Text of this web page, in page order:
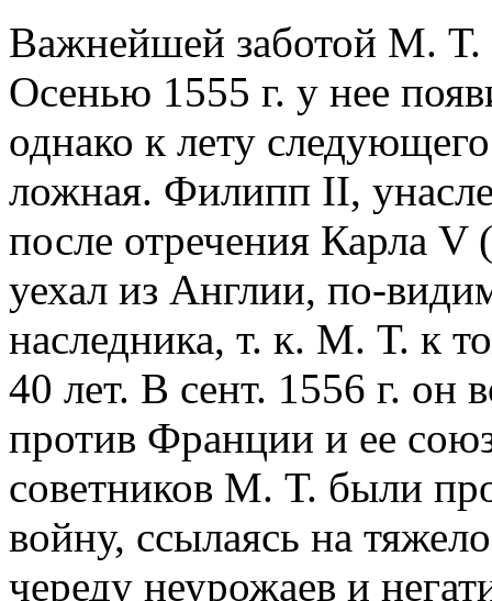
Важнейшей заботой М. Т.
Осенью 1555 г. у нее
однако к лету
ложная. Филипп II,
после отречения Карла V
уехал из Англии, по-
наследника, т. к. М. Т. к
40 лет. В сент. 1556 г. он
против Франции и ее
советников М. Т. были
войну, ссылаясь на
череду неурожаев и